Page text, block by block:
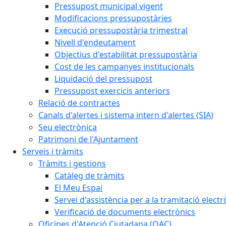
Pressupost municipal vigent
Modificacions pressupostàries
Execució pressupostària trimestral
Nivell d'endeutament
Objectius d'estabilitat pressupostària
Cost de les campanyes institucionals
Liquidació del pressupost
Pressupost exercicis anteriors
Relació de contractes
Canals d'alertes i sistema intern d'alertes (SIA)
Seu electrònica
Patrimoni de l'Ajuntament
Serveis i tràmits
Tràmits i gestions
Catàleg de tràmits
El Meu Espai
Servei d'assistència per a la tramitació
Verificació de documents electrònics